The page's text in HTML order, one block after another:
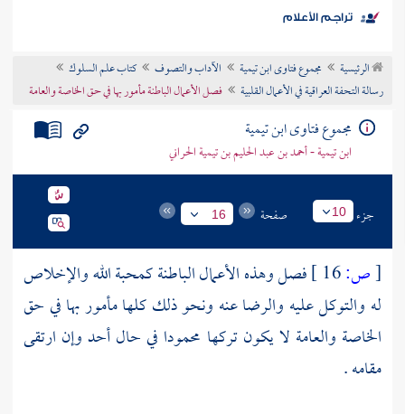
موضوعي
تراجم الأعلام
الرئيسية مجموع فتاوى ابن تيمية الآداب والتصوف
كتاب علم السلوك
رسالة التحفة العراقية في الأعمال القلبية
فصل الأعمال الباطنة مأمور بها في حق الخاصة والعامة
مجموع فتاوى ابن تيمية
ابن تيمية - أحمد بن عبد الحليم بن تيمية الحراني
جزء 10 صفحة 16
[ص:
فصل وهذه الأعمال الباطنة كمحبة الله والإخلاص
له والتوكل عليه والرضا عنه ونحو ذلك كلها مأمور بها في حق
الخاصة والعامة لا يكون تركها محمودا في حال أحد وإن ارتقى
مقامه .